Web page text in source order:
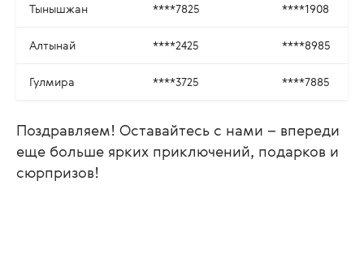
Тынышжан ****7825 ****1908
Алтынай ****2425 ****8985
Гулмира ****3725 ****7885
Поздравляем! Оставайтесь с нами – впереди
еще больше ярких приключений, подарков и
сюрпризов!